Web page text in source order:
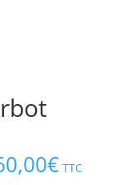
€ TTC